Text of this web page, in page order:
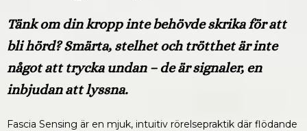
Tänk om din kropp inte behövde skrika för att
bli hörd? Smärta, stelhet och trötthet är inte
något att trycka undan – de är signaler, en
inbjudan att lyssna.
Fascia Sensing är en mjuk, intuitiv rörelsepraktik där flödande